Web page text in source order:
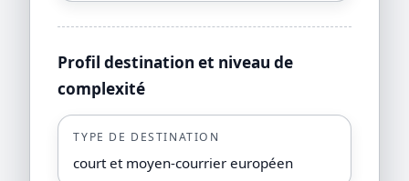
Profil destination et niveau de
complexité
TYPE DE DESTINATION
court et moyen-courrier européen